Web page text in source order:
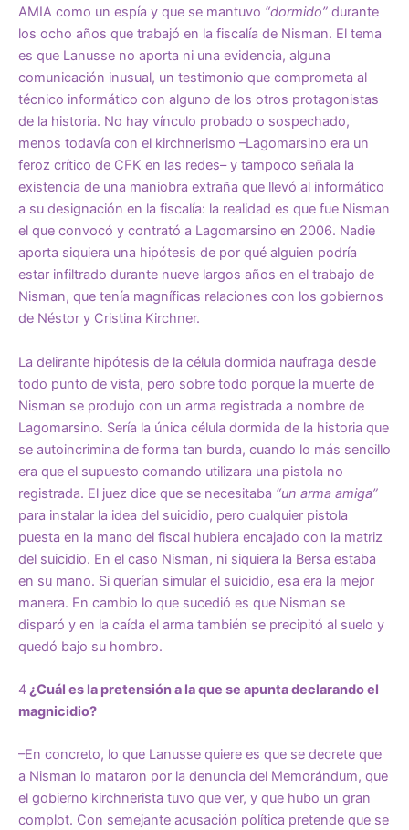
AMIA como un espía y que se mantuvo “dormido” durante
los ocho años que trabajó en la fiscalía de Nisman. El tema
es que Lanusse no aporta ni una evidencia, alguna
comunicación inusual, un testimonio que comprometa al
técnico informático con alguno de los otros protagonistas
de la historia. No hay vínculo probado o sospechado,
menos todavía con el kirchnerismo –Lagomarsino era un
feroz crítico de CFK en las redes– y tampoco señala la
existencia de una maniobra extraña que llevó al informático
a su designación en la fiscalía: la realidad es que fue Nisman
el que convocó y contrató a Lagomarsino en 2006. Nadie
aporta siquiera una hipótesis de por qué alguien podría
estar infiltrado durante nueve largos años en el trabajo de
Nisman, que tenía magníficas relaciones con los gobiernos
de Néstor y Cristina Kirchner.
La delirante hipótesis de la célula dormida naufraga desde
todo punto de vista, pero sobre todo porque la muerte de
Nisman se produjo con un arma registrada a nombre de
Lagomarsino. Sería la única célula dormida de la historia que
se autoincrimina de forma tan burda, cuando lo más sencillo
era que el supuesto comando utilizara una pistola no
registrada. El juez dice que se necesitaba “un arma amiga”
para instalar la idea del suicidio, pero cualquier pistola
puesta en la mano del fiscal hubiera encajado con la matriz
del suicidio. En el caso Nisman, ni siquiera la Bersa estaba
en su mano. Si querían simular el suicidio, esa era la mejor
manera. En cambio lo que sucedió es que Nisman se
disparó y en la caída el arma también se precipitó al suelo y
quedó bajo su hombro.
4¿Cuál es la pretensión a la que se apunta declarando el
magnicidio?
–En concreto, lo que Lanusse quiere es que se decrete que
a Nisman lo mataron por la denuncia del Memorándum, que
el gobierno kirchnerista tuvo que ver, y que hubo un gran
complot. Con semejante acusación política pretende que se